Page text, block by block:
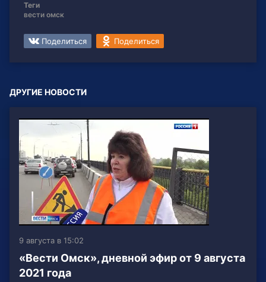
Теги
вести омск
Поделиться Поделиться
ДРУГИЕ НОВОСТИ
9 августа в 15:02
«Вести Омск», дневной эфир от 9 августа
2021 года